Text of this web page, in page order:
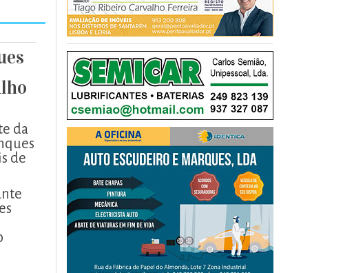
da
de